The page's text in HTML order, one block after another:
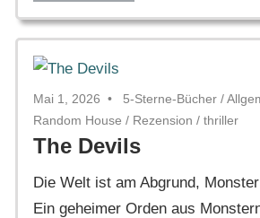
Mai 1, 2026 5-Sterne-Bücher /
Random House / Rezension / thriller
The Devils
Die Welt ist am Abgrund,
Ein geheimer Orden aus